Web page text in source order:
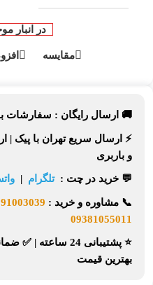
در انبار
مقایسه
🚚 ارسال رایگان : سفارشات
⚡ ارسال سریع تهران با پیک |
و باربری
💬 خرید در چت :تلگرام |
📞 مشاوره و خرید :
09381055011
⭐ پشتیبانی 24 ساعته |
✅
بهترین قیمت